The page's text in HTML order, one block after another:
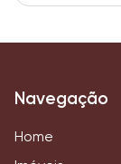
Navegação
Home